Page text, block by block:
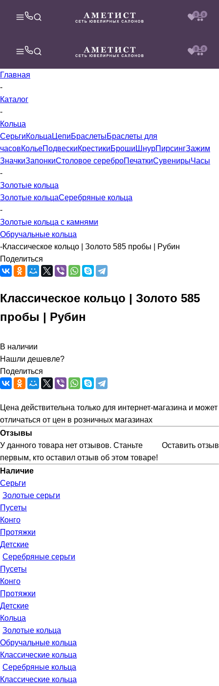
0 0
0 0
Главная
-
Каталог
-
Кольца
СерьгиКольца ЦепиБраслетыБраслеты для
часовКольеПодвескиКрестикиБроши ШнурПирсингЗажим
ЗначкиЗапонкиСтоловое сереброПечаткиСувенирыЧасы
-
Золотые кольца
Золотые кольцаСеребряные кольца
-
Золотые кольца с камнями
Обручальные кольца
-Классическое кольцо | Золото 585 пробы | Рубин
Поделиться
Классическое кольцо | Золото 585
пробы | Рубин
В наличии
Нашли дешевле?
Поделиться
Цена действительна только для интернет-магазина и может
отличаться от цен в розничных магазинах
Отзывы
Оставить отзыв
У данного товара нет отзывов. Станьте
первым, кто оставил отзыв об этом товаре!
Наличие
Серьги
Золотые серьги
Пусеты
Конго
Протяжки
Детские
Серебряные серьги
Пусеты
Конго
Протяжки
Детские
Кольца
Золотые кольца
Обручальные кольца
Классические кольца
Серебряные кольца
Классические кольца